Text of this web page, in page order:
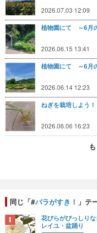
2026.07.03 12:09
植物園にて ～6月
2026.06.15 13:41
植物園にて ～6月
2026.06.14 12:23
ねぎを栽培しよう！
2026.06.06 16:23
同じ「#バラがすき！ 」テ
花びらがびっしり
レイユ・盆踊り